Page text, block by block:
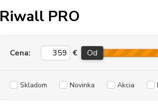
Riwall PRO
Cena: € Od
Skladom Novinka Akcia